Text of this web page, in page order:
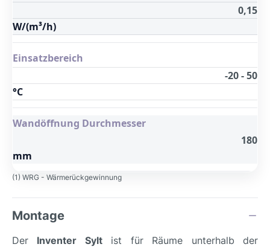
0,15
W/(m³/h)
Einsatzbereich
-20 - 50
°C
Wandöffnung Durchmesser
180
mm
(1) WRG - Wärmerückgewinnung
Montage
Der Inventer Syltist für Räume unterhalb der